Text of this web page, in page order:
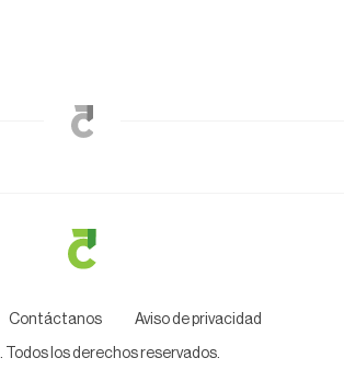
Contáctanos Aviso de privacidad
. Todos los derechos reservados.